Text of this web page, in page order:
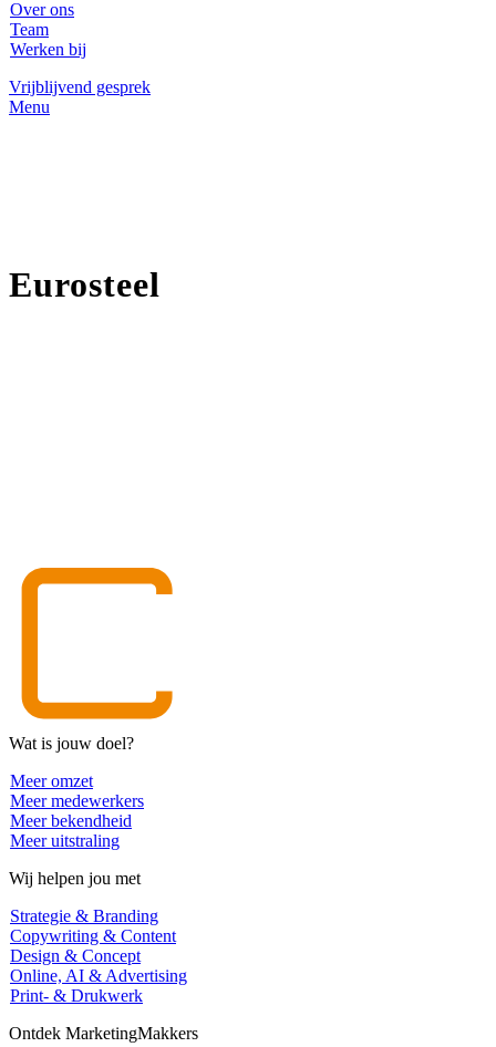
Over ons
Team
Werken bij
Vrijblijvend gesprek
Menu
Eurosteel
Wat is jouw doel?
Meer omzet
Meer medewerkers
Meer bekendheid
Meer uitstraling
Wij helpen jou met
Strategie & Branding
Copywriting & Content
Design & Concept
Online, AI & Advertising
Print- & Drukwerk
Ontdek MarketingMakkers